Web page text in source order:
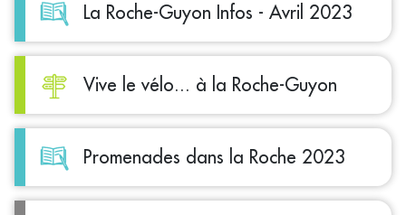
La Roche-Guyon Infos - Avril 2023
Vive le vélo... à la Roche-Guyon
Promenades dans la Roche 2023